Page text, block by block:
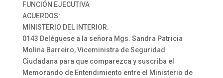
FUNCIÓN EJECUTIVA
ACUERDOS:
MINISTERIO DEL INTERIOR:
0143 Deléguese a la señora Mgs. Sandra Patricia
Molina Barreiro, Viceministra de Seguridad
Ciudadana para que comparezca y suscriba el
Memorando de Entendimiento entre el Ministerio de